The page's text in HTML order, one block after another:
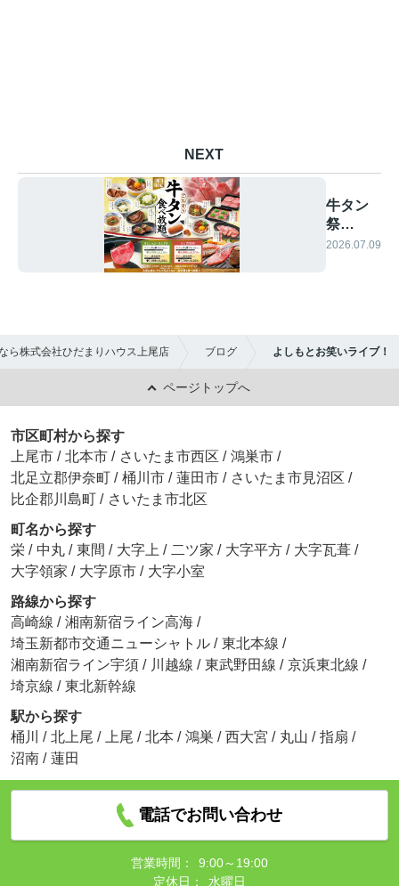
NEXT
牛タン
祭
り！！
2026.07.09
ら株式会社ひだまりハウス上尾店 ブログ よしもとお笑いライブ！
ページトップへ
市区町村から探す
上尾市 / 北本市 / さいたま市西区 / 鴻巣市 /
北足立郡伊奈町 / 桶川市 / 蓮田市 / さいたま市見沼区 /
比企郡川島町 / さいたま市北区
町名から探す
栄 / 中丸 / 東間 / 大字上 / 二ツ家 / 大字平方 / 大字瓦葺 /
大字領家 / 大字原市 / 大字小室
路線から探す
高崎線 / 湘南新宿ライン高海 /
埼玉新都市交通ニューシャトル / 東北本線 /
湘南新宿ライン宇須 / 川越線 / 東武野田線 / 京浜東北線 /
埼京線 / 東北新幹線
駅から探す
桶川
/ 北上尾 / 上尾 / 北本 / 鴻巣 / 西大宮 / 丸山 / 指扇 /
沼南 / 蓮田
電話でお問い合わせ
営業時間：
9:00～19:00
定休日：
水曜日